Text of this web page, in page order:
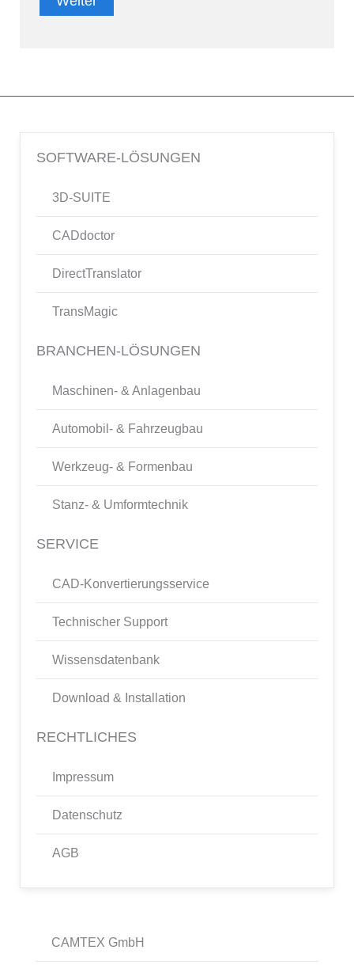
SOFTWARE-LÖSUNGEN
3D-SUITE
CADdoctor
DirectTranslator
TransMagic
BRANCHEN-LÖSUNGEN
Maschinen- & Anlagenbau
Automobil- & Fahrzeugbau
Werkzeug- & Formenbau
Stanz- & Umformtechnik
SERVICE
CAD-Konvertierungsservice
Technischer Support
Wissensdatenbank
Download & Installation
RECHTLICHES
Impressum
Datenschutz
AGB
CAMTEX GmbH